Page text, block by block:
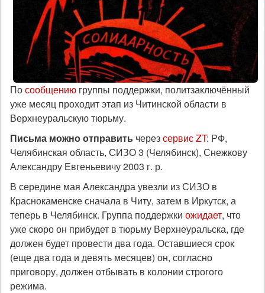
Посообщению группы поддержки, политзаключённый
уже месяц проходит этап из Читинской области в
Верхнеуральскую тюрьму.
Письма можно отправить черезсервис ZT: РФ,
Челябинская область, СИЗО 3 (Челябинск), Снежкову
Александру Евгеньевичу 2003 г. р.
В середине мая Александра увезли из СИЗО в
Краснокаменске сначала в Читу, затем в Иркутск, а
теперь в Челябинск. Группа поддержки ожидает, что
уже скоро он прибудет в тюрьму Верхнеуральска, где
должен будет провести два года. Оставшиеся срок
(еще два года и девять месяцев) он, согласно
приговору, должен отбывать в колонии строгого
режима.